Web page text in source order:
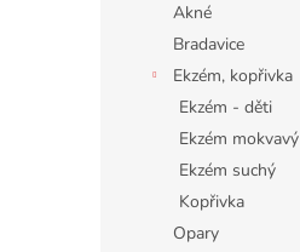
Akné
Bradavice
Ekzém, kopřivka
Ekzém - děti
Ekzém mokvavý
Ekzém suchý
Kopřivka
Opary